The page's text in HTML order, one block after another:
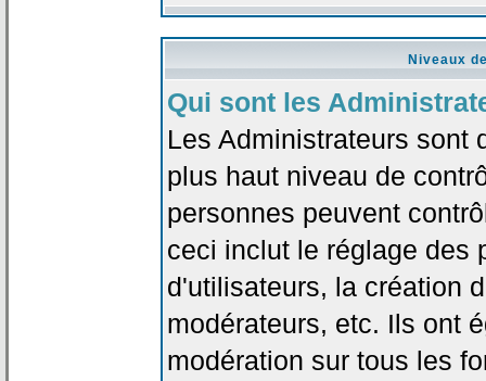
Niveaux
Qui sont les
Les Administrateurs sont
plus haut niveau de
personnes peuvent
ceci inclut le réglage des
d'utilisateurs, la création
modérateurs, etc. Ils ont
modération sur tous les